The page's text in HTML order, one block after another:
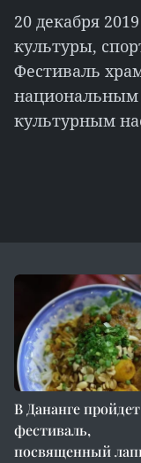
20 декабря
культуры,
Фестиваль
культурным
В Дананге пройдет
фестиваль,
посвященный